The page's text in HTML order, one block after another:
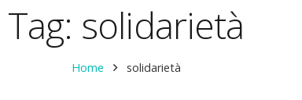
Tag: solidarietà
Home solidarietà